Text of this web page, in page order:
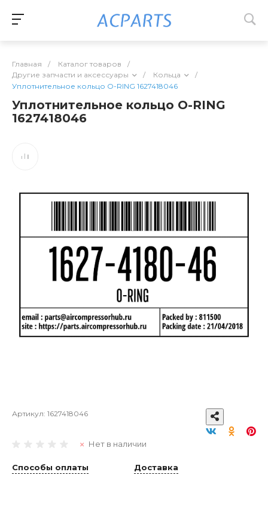
Главная / Каталог товаров
/
Другие запчасти и аксессуары
/ Кольца
/
Уплотнительное кольцо O-RING 1627418046
Уплотнительное кольцо O-RING
1627418046
Артикул: 1627418046
Нет в наличии
Способы оплаты Доставка